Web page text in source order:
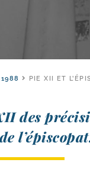
PIE XII ET
des